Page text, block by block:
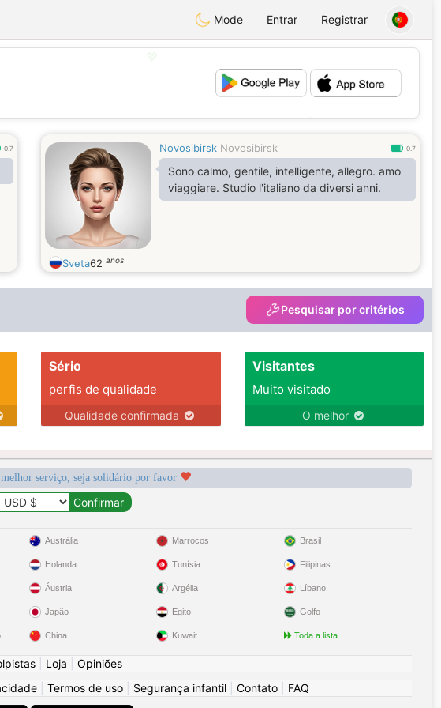
Mode Entrar Registrar
💕
0.7 Novosibirsk Novosibirsk 0.7
Sono calmo, gentile, intelligente, allegro. amo
viaggiare. Studio l'italiano da diversi anni.
Sveta62 anos
Pesquisar por critérios
Sério
perfis de qualidade
Qualidade confirmada
Visitantes
Muito visitado
O melhor
serviço, seja solidário por favor
Austrália
Holanda
Áustria
Japão
China
Marrocos
Tunísia
Argélia
Egito
Kuwait
Brasil
Filipinas
Líbano
Golfo
Toda a lista
Loja
Opiniões
Termos de uso Segurança infantil Contato FAQ